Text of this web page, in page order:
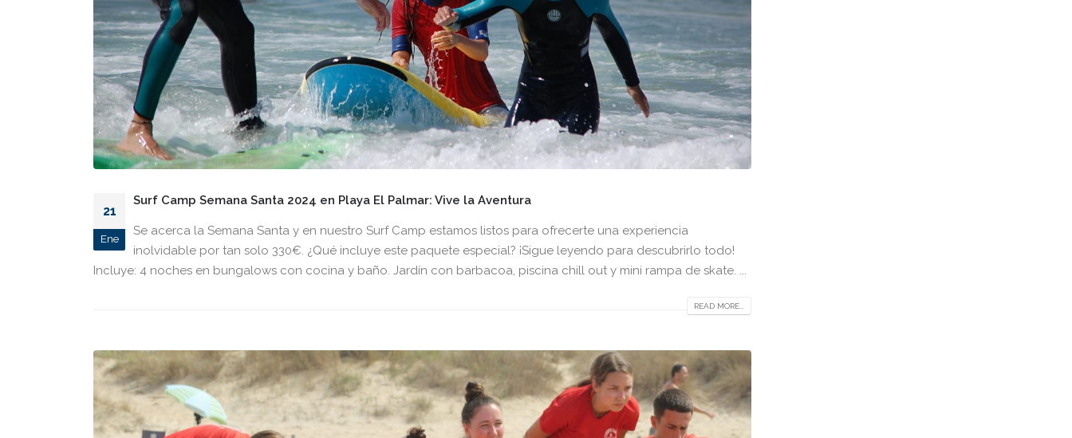
21
Ene
Surf Camp Semana Santa 2024 en Playa El Palmar: Vive la Aventura
Se acerca la Semana Santa y en nuestro Surf Camp estamos listos para ofrecerte una experiencia
inolvidable por tan solo 330€. ¿Qué incluye este paquete especial? ¡Sigue leyendo para descubrirlo todo!
Incluye: 4 noches en bungalows con cocina y baño. Jardín con barbacoa, piscina chill out y mini rampa de skate. ...
READ MORE...